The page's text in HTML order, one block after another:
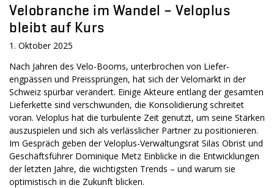
Velobranche im Wandel – Veloplus
bleibt auf Kurs
1. Oktober 2025
Nach Jahren des Velo-Booms, unterbrochen von Liefer­
engpässen und Preissprüngen, hat sich der Velomarkt in der
Schweiz spürbar verändert. Einige Akteure entlang der gesamten
Lieferkette sind verschwunden, die Konsolidierung schreitet
voran. Veloplus hat die turbulente Zeit genutzt, um seine Stärken
auszuspielen und sich als verlässlicher Partner zu positionieren.
Im Gespräch geben der Veloplus-Verwaltungsrat Silas Obrist und
Geschäftsführer Dominique Metz Einblicke in die Entwicklungen
der letzten Jahre, die wichtigsten Trends – und warum sie
optimistisch in die Zukunft blicken.